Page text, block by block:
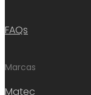
FAQs
Marcas
Matec